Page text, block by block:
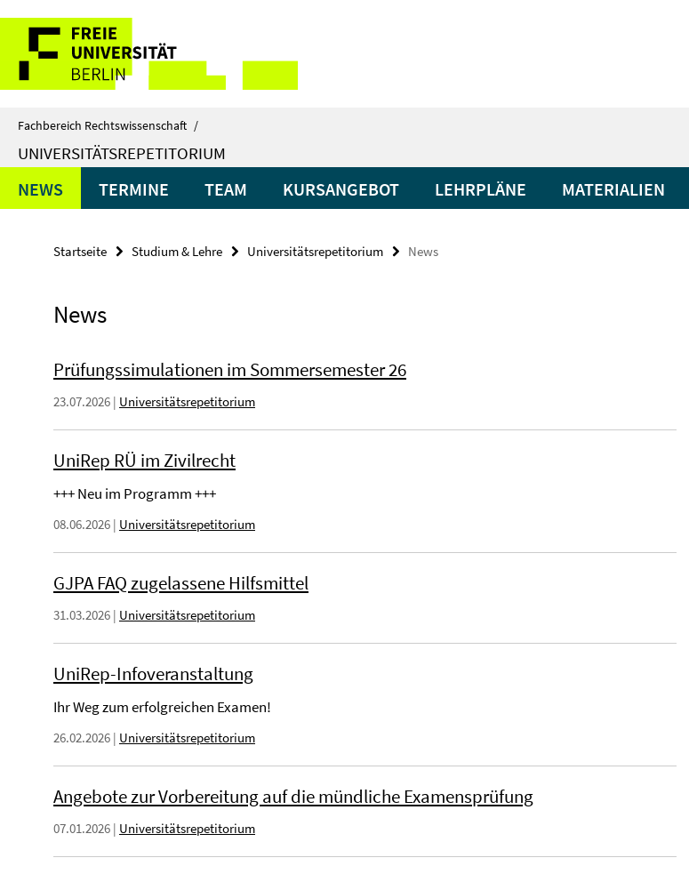
direkt
Inhalt
Service-
Navigation
Fachbereich Rechtswissenschaft /
UNIVERSITÄTSREPETITORIUM
NEWS TERMINE TEAM KURSANGEBOT LEHRPLÄNE MATERIALIEN
Startseite Studium & Lehre Universitätsrepetitorium News
News
Prüfungssimulationen im Sommersemester 26
23.07.2026 | Universitätsrepetitorium
UniRep RÜ im Zivilrecht
+++ Neu im Programm +++
08.06.2026 | Universitätsrepetitorium
GJPA FAQ zugelassene Hilfsmittel
31.03.2026 | Universitätsrepetitorium
UniRep-Infoveranstaltung
Ihr Weg zum erfolgreichen Examen!
26.02.2026 | Universitätsrepetitorium
Angebote zur Vorbereitung auf die mündliche Examensprüfung
07.01.2026 | Universitätsrepetitorium